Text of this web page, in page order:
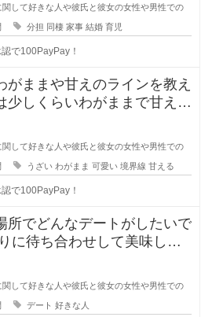
関して好きな人や彼氏と彼女の女性や男性での
分担 同棲 家事 結婚 育児
で100PayPay！
がままや甘えのラインを教え
少しくらいわがままで甘えて
いますが、あ
関して好きな人や彼氏と彼女の女性や男性での
うざい わがまま 可愛い 境界線 甘える
で100PayPay！
所でどんなデートがしたいで
に待ち合わせして美味しい
ら時間を過ご
関して好きな人や彼氏と彼女の女性や男性での
デート 好きな人